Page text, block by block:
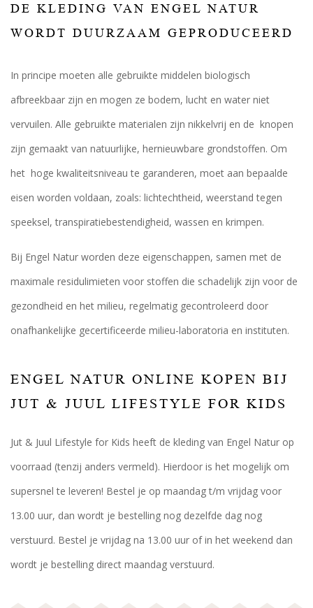
DE KLEDING VAN ENGEL NATUR
WORDT DUURZAAM GEPRODUCEERD
In principe moeten alle gebruikte middelen biologisch
afbreekbaar zijn en mogen ze bodem, lucht en water niet
vervuilen. Alle gebruikte materialen zijn nikkelvrij en de knopen
zijn gemaakt van natuurlijke, hernieuwbare grondstoffen. Om
het hoge kwaliteitsniveau te garanderen, moet aan bepaalde
eisen worden voldaan, zoals: lichtechtheid, weerstand tegen
speeksel, transpiratiebestendigheid, wassen en krimpen.
Bij Engel Natur worden deze eigenschappen, samen met de
maximale residulimieten voor stoffen die schadelijk zijn voor de
gezondheid en het milieu, regelmatig gecontroleerd door
onafhankelijke gecertificeerde milieu-laboratoria en instituten.
ENGEL NATUR ONLINE KOPEN BIJ
JUT & JUUL LIFESTYLE FOR KIDS
Jut & Juul Lifestyle for Kids heeft de kleding van Engel Natur op
voorraad (tenzij anders vermeld). Hierdoor is het mogelijk om
supersnel te leveren! Bestel je op maandag t/m vrijdag voor
13.00 uur, dan wordt je bestelling nog dezelfde dag nog
verstuurd. Bestel je vrijdag na 13.00 uur of in het weekend dan
wordt je bestelling direct maandag verstuurd.